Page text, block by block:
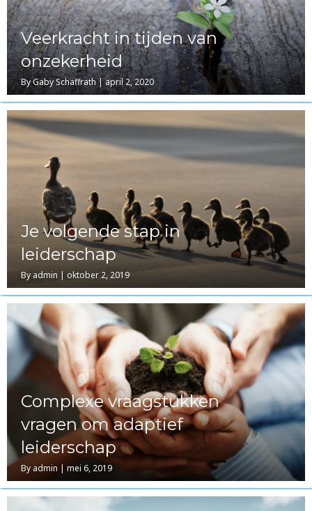
Veerkracht in tijden van
onzekerheid
ByGaby Schaffrath|april 2, 2020
Je volgende stap in
leiderschap
By admin | oktober 2, 2019
Complexe vraagstukken
vragen om adaptief
leiderschap
By admin | mei 6, 2019